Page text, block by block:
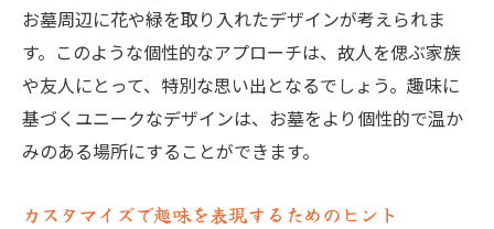
お墓周辺に花や緑を取り入れたデザインが考えられま
す。このような個性的なアプローチは、故人を偲ぶ家族
や友人にとって、特別な思い出となるでしょう。趣味に
基づくユニークなデザインは、お墓をより個性的で温か
みのある場所にすることができます。
カスタマイズで趣味を表現するためのヒント